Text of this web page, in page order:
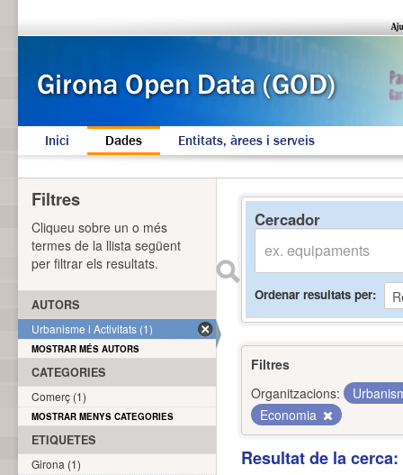
Inici Dades Entitats, àrees i serveis
Cercador
Ordenar resultats per
Filtres
Organitzacions:
Economia
Resultat de la
Filtres
Cliqueu sobre un o més
termes de la llista següent
per filtrar els resultats.
AUTORS
Urbanisme i Activitats (1)
MOSTRAR MÉS AUTORS
CATEGORIES
Comerç (1)
MOSTRAR MENYS CATEGORIES
ETIQUETES
Girona (1)